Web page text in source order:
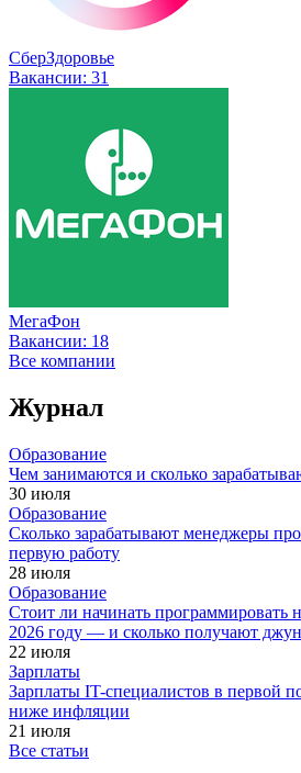
СберЗдоровье
Вакансии: 31
МегаФон
Вакансии: 18
Все компании
Журнал
Образование
Чем занимаются и сколько
30 июля
Образование
Сколько зарабатывают менеджеры
первую работу
28 июля
Образование
Стоит ли начинать программировать
2026 году — и сколько получают
22 июля
Зарплаты
Зарплаты IT-специалистов в первой
ниже инфляции
21 июля
Все статьи